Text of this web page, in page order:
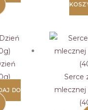
stronie
DO
Serce
mlecznej